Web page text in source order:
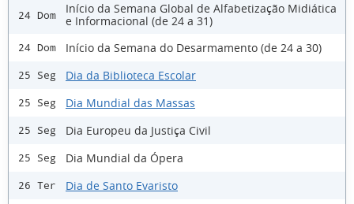
24 Dom
Início da Semana Global de Alfabetização Midiática
e Informacional (de 24 a 31)
24 Dom Início da Semana do Desarmamento (de 24 a 30)
25 Seg Dia da Biblioteca Escolar
25 Seg Dia Mundial das Massas
25 Seg Dia Europeu da Justiça Civil
25 Seg Dia Mundial da Ópera
26 Ter Dia de Santo Evaristo